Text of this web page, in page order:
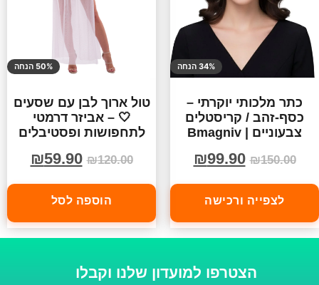
34% הנחה
כתר מלכותי יוקרתי –
כסף-זהב / קריסטלים
צבעוניים | Bmagniv
₪150.00
₪99.90
לצפייה ורכישה
50% הנחה
טול ארוך לבן עם שסעים
🤍 – אביזר דרמטי
לתחפושות ופסטיבלים
₪120.00
₪59.90
הוספה לסל
הצטרפו למועדון שלנו וקבלו